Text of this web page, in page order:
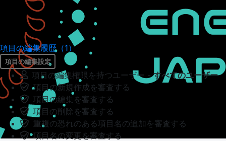
項目の編集履歴（1）
項目の編集設定
項目の編集権限を持つユーザー -すべてのユーザー
項目の新規作成を審査する
項目の編集を審査する
項目の削除を審査する
重複の恐れのある項目名の追加を審査する
項目名の変更を審査する